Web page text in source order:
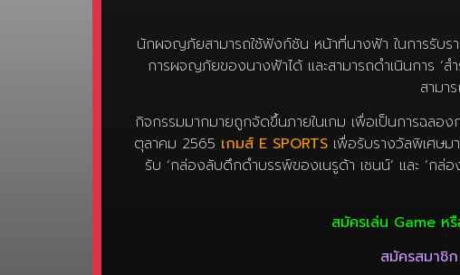
การผจญภัยของนางฟ้าได้ และสามารถดำเนินการ ‘ส
สามา
กิจกรรมมากมายถูกจัดขึ้นภายในเกม เพื่อเป็นการฉล
ตุลาคม 2565เกมส์ E SPORTSเพื่อรับรางวัลพิเศษม
รับ ‘กล่องลับดึกดำบรรพ์ของเนรูด้า เชนน์’ และ ‘